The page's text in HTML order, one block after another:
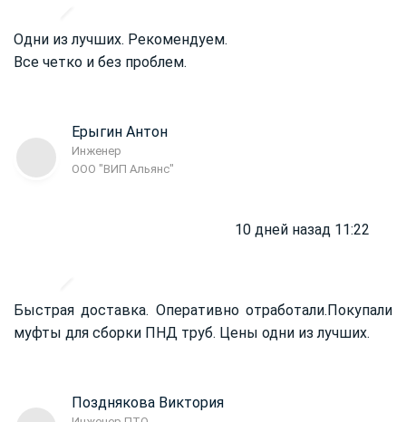
Одни из лучших. Рекомендуем.
Все четко и без проблем.
Ерыгин Антон
Инженер
ООО "ВИП Альянс"
10 дней назад 11:22
Быстрая доставка. Оперативно отработали.Покупали
муфты для сборки ПНД труб. Цены одни из лучших.
Позднякова Виктория